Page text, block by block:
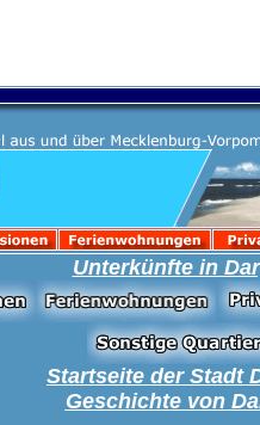
Unterkünfte in
Startseite der Stadt
Geschichte von